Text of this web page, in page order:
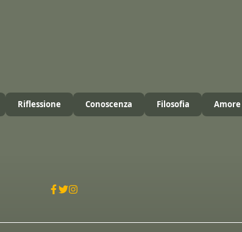
Riflessione Conoscenza Filosofia Amore